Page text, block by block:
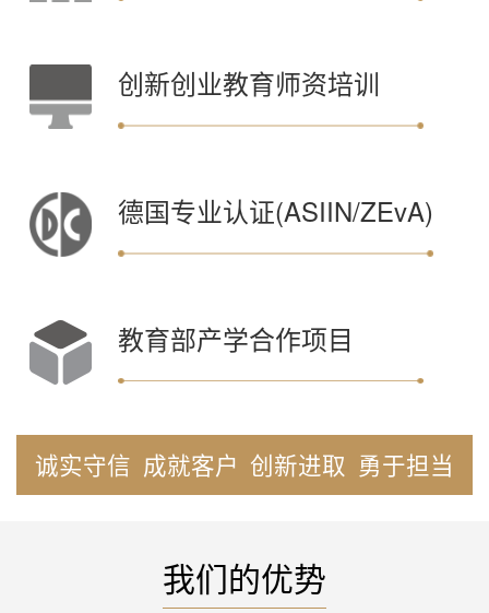
创新创业教育师资培训
德国专业认证(ASIIN/ZEvA)
教育部产学合作项目
诚实守信 成就客户 创新进取 勇于担当
我们的优势